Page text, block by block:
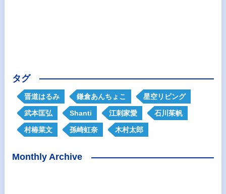
タグ
晋道はるみ 鎌倉あんちょこ 星空リビング
武本匡弘 Shanti 江刺家愛 石川茱帆
村椿菜文 孫崎虹奈 木村太郎
Monthly Archive